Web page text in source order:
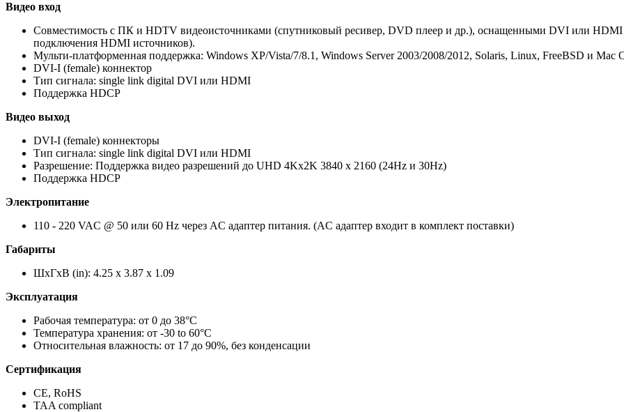
Видео вход
Совместимость с ПК и HDTV видеоисточниками (спутниковый ресивер, DVD плеер и др.), оснащенными DVI или
подключения HDMI источников).
Мульти-платформенная поддержка: Windows XP/Vista/7/8.1, Windows Server 2003/2008/2012, Solaris, Linux, FreeBSD и Mac
DVI-I (female) коннектор
Тип сигнала: single link digital DVI или HDMI
Поддержка HDCP
Видео выход
DVI-I (female) коннекторы
Тип сигнала: single link digital DVI или HDMI
Разрешение: Поддержка видео разрешений до UHD 4Kx2K 3840 x 2160 (24Hz и 30Hz)
Поддержка HDCP
Электропитание
110 - 220 VAC @ 50 или 60 Hz через AC адаптер питания. (AC адаптер входит в комплект поставки)
Габариты
ШxГxВ (in): 4.25 x 3.87 x 1.09
Эксплуатация
Рабочая температура: от 0 до 38°C
Температура хранения: от -30 to 60°C
Относительная влажность: от 17 до 90%, без конденсации
Сертификация
CE, RoHS
TAA compliant